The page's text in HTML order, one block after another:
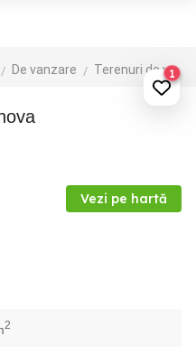
De vanzare Terenuri de vanzare1
Vezi pe hartă
2